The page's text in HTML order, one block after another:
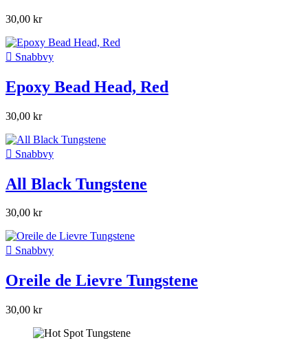
30,00 kr
 Snabbvy
Epoxy Bead Head, Red
30,00 kr
 Snabbvy
All Black Tungstene
30,00 kr
 Snabbvy
Oreile de Lievre Tungstene
30,00 kr